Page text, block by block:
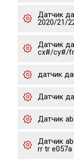
Датчик
2020/21/
Датчик
cx#/cy#/
датчик
Датчик
Датчик
Датчик
rr tr e057a